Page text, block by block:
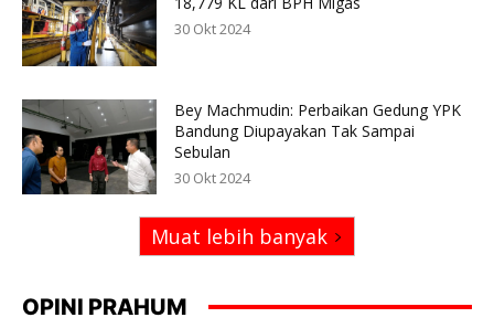
30 Okt 2024
Bey Machmudin: Perbaikan Gedung YPK
Bandung Diupayakan Tak Sampai
Sebulan
30 Okt 2024
Muat lebih banyak
OPINI PRAHUM